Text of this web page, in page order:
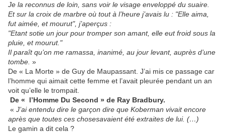
Je la reconnus de loin, sans voir le visage enveloppé du suaire.
Et sur la croix de marbre où tout à l’heure j’avais lu : "Elle aima,
fut aimée, et mourut", j’aperçus :
"Etant sotie un jour pour tromper son amant, elle eut froid sous la
pluie, et mourut."
Il paraît qu’on me ramassa, inanimé, au jour levant, auprès d’une
tombe. »
De « La Morte » de Guy de Maupassant. J’ai mis ce passage car
l’homme qui aimait cette femme et l’avait pleurée pendant un an
voit qu’elle le trompait.
De « l’Homme Du Second » de Ray Bradbury.
« J’ai entendu dire le garçon dire que Koberman vivait encore
après que toutes ces chosesavaient été extraites de lui. (…)
Le gamin a dit cela ?